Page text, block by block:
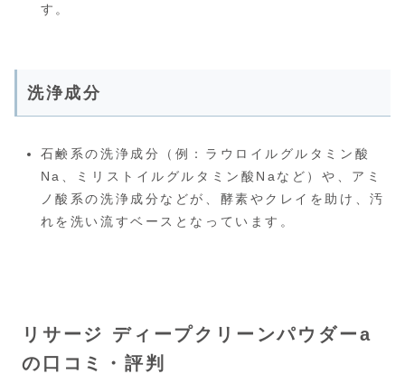
す。
洗浄成分
石鹸系の洗浄成分（例：ラウロイルグルタミン酸
Na、ミリストイルグルタミン酸Naなど）や、アミ
ノ酸系の洗浄成分などが、酵素やクレイを助け、汚
れを洗い流すベースとなっています。
リサージ ディープクリーンパウダーa
の口コミ・評判